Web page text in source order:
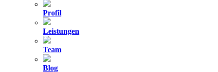
Profil
Leistungen
Team
Blog